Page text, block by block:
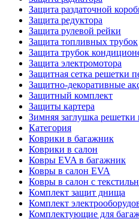
Защита раздаточной
Защита редуктора
Защита рулевой рейки
Защита топливных трубок
Защита трубок
Защита электромотора
Защитная сетка решетки
Защитно-декоративные
Защитный комплект
Защиты картера
Зимняя заглушка решетки
Категория
Коврики в багажник
Коврики в салон
Ковры EVA в багажник
Ковры в салон EVA
Ковры в салон с
Комплект защит днища
Комплект
Комплектующие для